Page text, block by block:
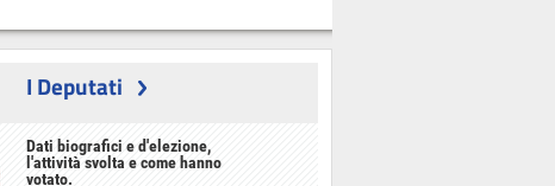
I Deputati
Dati biografici e d'elezione,
l'attività svolta e come hanno
votato.